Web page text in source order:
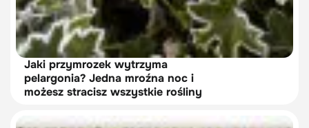
Jaki przymrozek wytrzyma
pelargonia? Jedna mroźna noc i
możesz stracisz wszystkie rośliny